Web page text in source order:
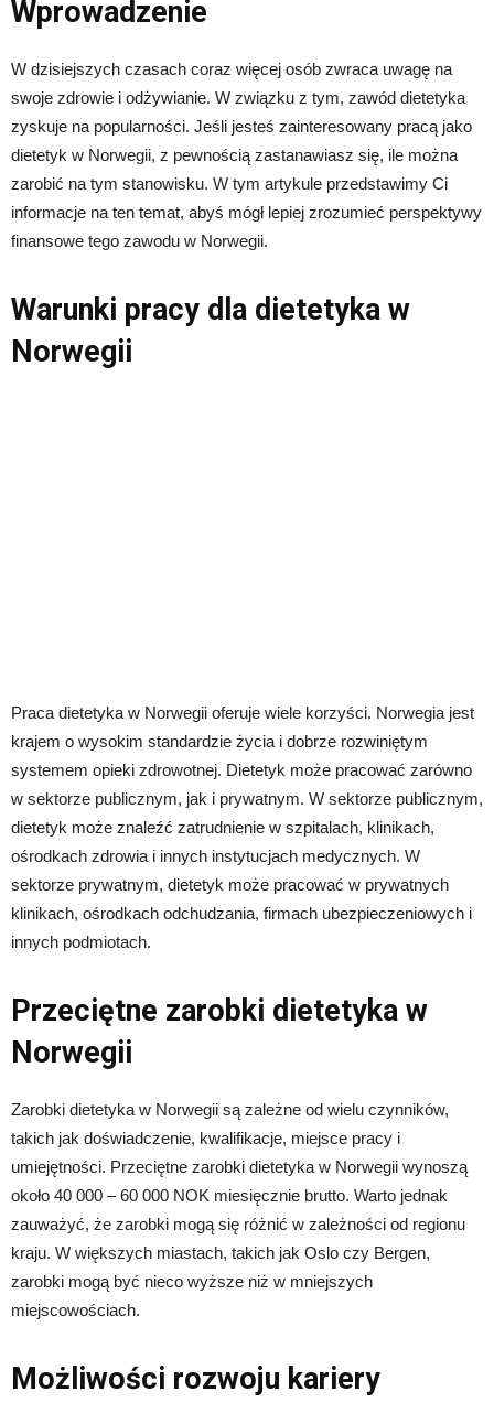
Wprowadzenie
W dzisiejszych czasach coraz więcej osób zwraca uwagę na
swoje zdrowie i odżywianie. W związku z tym, zawód dietetyka
zyskuje na popularności. Jeśli jesteś zainteresowany pracą jako
dietetyk w Norwegii, z pewnością zastanawiasz się, ile można
zarobić na tym stanowisku. W tym artykule przedstawimy Ci
informacje na ten temat, abyś mógł lepiej zrozumieć perspektywy
finansowe tego zawodu w Norwegii.
Warunki pracy dla dietetyka w
Norwegii
Praca dietetyka w Norwegii oferuje wiele korzyści. Norwegia jest
krajem o wysokim standardzie życia i dobrze rozwiniętym
systemem opieki zdrowotnej. Dietetyk może pracować zarówno
w sektorze publicznym, jak i prywatnym. W sektorze publicznym,
dietetyk może znaleźć zatrudnienie w szpitalach, klinikach,
ośrodkach zdrowia i innych instytucjach medycznych. W
sektorze prywatnym, dietetyk może pracować w prywatnych
klinikach, ośrodkach odchudzania, firmach ubezpieczeniowych i
innych podmiotach.
Przeciętne zarobki dietetyka w
Norwegii
Zarobki dietetyka w Norwegii są zależne od wielu czynników,
takich jak doświadczenie, kwalifikacje, miejsce pracy i
umiejętności. Przeciętne zarobki dietetyka w Norwegii wynoszą
około 40 000 – 60 000 NOK miesięcznie brutto. Warto jednak
zauważyć, że zarobki mogą się różnić w zależności od regionu
kraju. W większych miastach, takich jak Oslo czy Bergen,
zarobki mogą być nieco wyższe niż w mniejszych
miejscowościach.
Możliwości rozwoju kariery